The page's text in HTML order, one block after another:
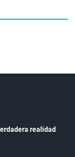
realidad